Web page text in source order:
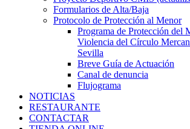
Formularios de Alta/Baja
Protocolo de Protección al Menor
Programa de Protección del
Violencia del Círculo
Sevilla
Breve Guía de Actuación
Canal de denuncia
Flujograma
NOTICIAS
RESTAURANTE
CONTACTAR